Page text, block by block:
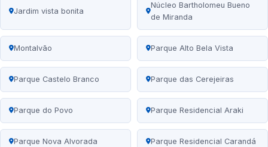
Jardim vista bonita
Núcleo Bartholomeu Bueno
de Miranda
Montalvão Parque Alto Bela Vista
Parque Castelo Branco Parque das Cerejeiras
Parque do Povo Parque Residencial Araki
Parque Nova Alvorada Parque Residencial Carandá